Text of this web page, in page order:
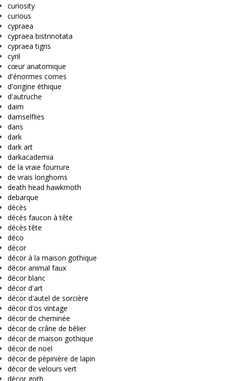
curiosity
curious
cypraea
cypraea bistrinotata
cypraea tigris
cyril
cœur anatomique
d'énormes cornes
d'origine éthique
d'autruche
daim
damselflies
dans
dark
dark art
darkacademia
de la vraie fourrure
de vrais longhorns
death head hawkmoth
debarque
décès
décès faucon à tête
décès tête
déco
décor
décor à la maison gothique
décor animal faux
décor blanc
décor d'art
décor d'autel de sorcière
décor d'os vintage
décor de cheminée
décor de crâne de bélier
décor de maison gothique
décor de noël
décor de pépinière de lapin
décor de velours vert
décor goth